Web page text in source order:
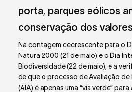
porta, parques eólicos
conservação dos
Na contagem decrescente para o
Natura 2000 (21 de maio) e o Dia
Biodiversidade (22 de maio), e a
de que o processo de Avaliação de
(AIA) é apenas uma “via verde”